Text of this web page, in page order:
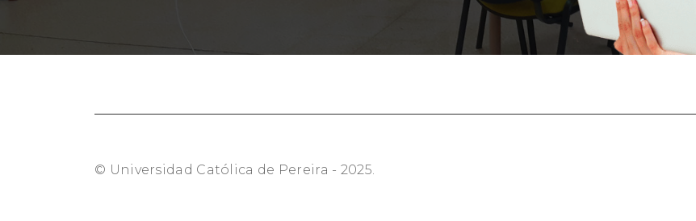
© Universidad Católica de Pereira - 2025.